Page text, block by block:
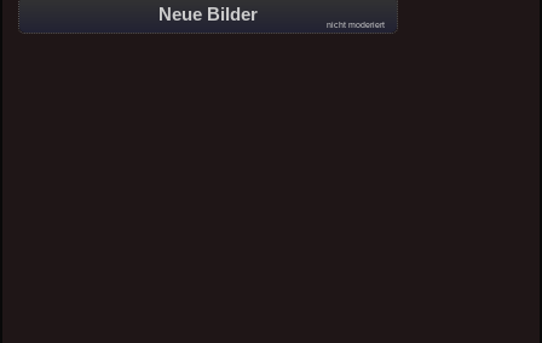
Neue Bilder
nicht moderiert